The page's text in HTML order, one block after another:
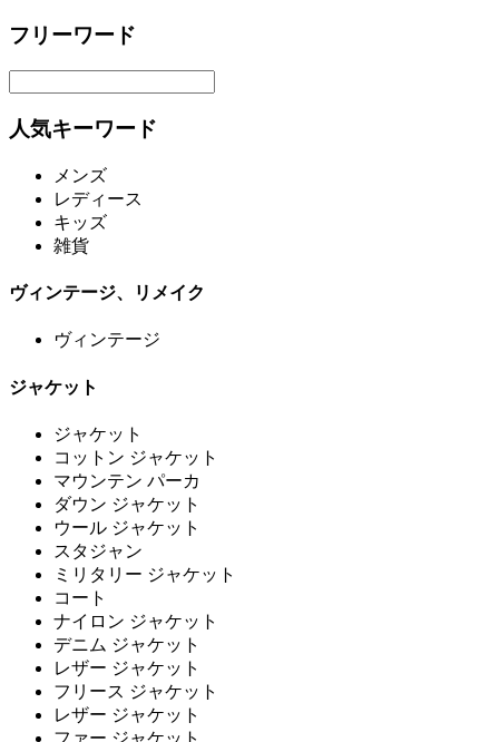
フリーワード
人気キーワード
メンズ
レディース
キッズ
雑貨
ヴィンテージ、リメイク
ヴィンテージ
ジャケット
ジャケット
コットン ジャケット
マウンテン パーカ
ダウン ジャケット
ウール ジャケット
スタジャン
ミリタリー ジャケット
コート
ナイロン ジャケット
デニム ジャケット
レザー ジャケット
フリース ジャケット
レザー ジャケット
ファー ジャケット